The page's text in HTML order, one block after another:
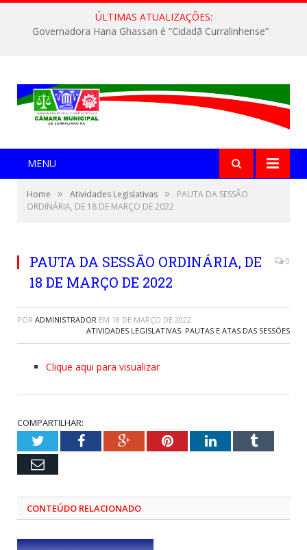
ÚLTIMAS ATUALIZAÇÕES:
Governadora Hana Ghassan é “Cidadã Curralinhense”
MENU
Home » Atividades Legislativas »
PAUTA DA SESSÃO
ORDINÁRIA, DE 18 DE MARÇO DE 2022
PAUTA DA SESSÃO ORDINÁRIA, DE
18 DE MARÇO DE 2022
0
POR ADMINISTRADOR EM 18 DE MARÇO DE 2022
ATIVIDADES LEGISLATIVAS, PAUTAS E ATAS DAS SESSÕES
Clique aqui para visualizar
COMPARTILHAR:
TwitterFacebookGoogle+PinterestLinkedInTumblr
Email
CONTEÚDO RELACIONADO